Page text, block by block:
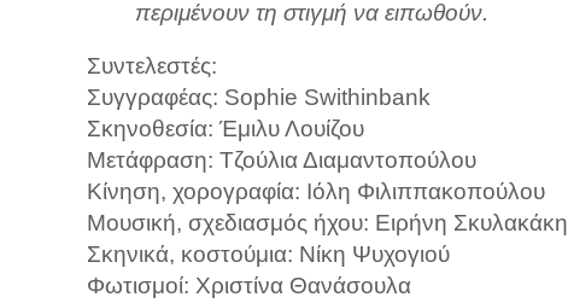
περιμένουν τη στιγμή να ειπωθούν.
Συντελεστές:
Συγγραφέας: Sophie Swithinbank
Σκηνοθεσία: Έμιλυ Λουίζου
Μετάφραση: Τζούλια Διαμαντοπούλου
Κίνηση, χορογραφία: Ιόλη Φιλιππακοπούλου
Μουσική, σχεδιασμός ήχου: Ειρήνη Σκυλακάκη
Σκηνικά, κοστούμια: Νίκη Ψυχογιού
Φωτισμοί: Χριστίνα Θανάσουλα